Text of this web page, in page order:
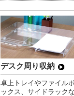
デスク周り収納
卓上トレイやファイルボ
ックス、サイドラックな